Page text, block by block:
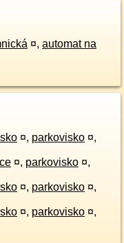
¤, automat na
¤, parkovisko ¤,
¤, parkovisko ¤,
¤, parkovisko ¤,
¤, parkovisko ¤,